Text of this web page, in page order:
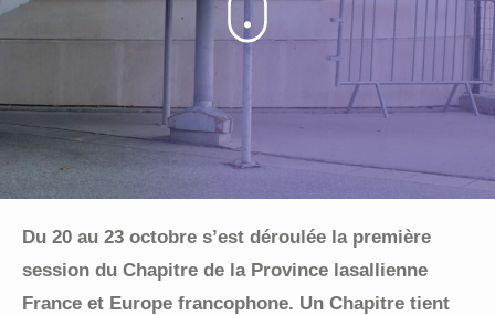
Du 20 au 23 octobre s’est déroulée la première
session du Chapitre de la Province lasallienne
France et Europe francophone. Un Chapitre tient